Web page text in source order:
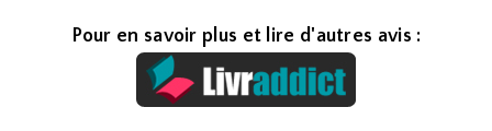
Pour en savoir plus et lire d'autres avis :